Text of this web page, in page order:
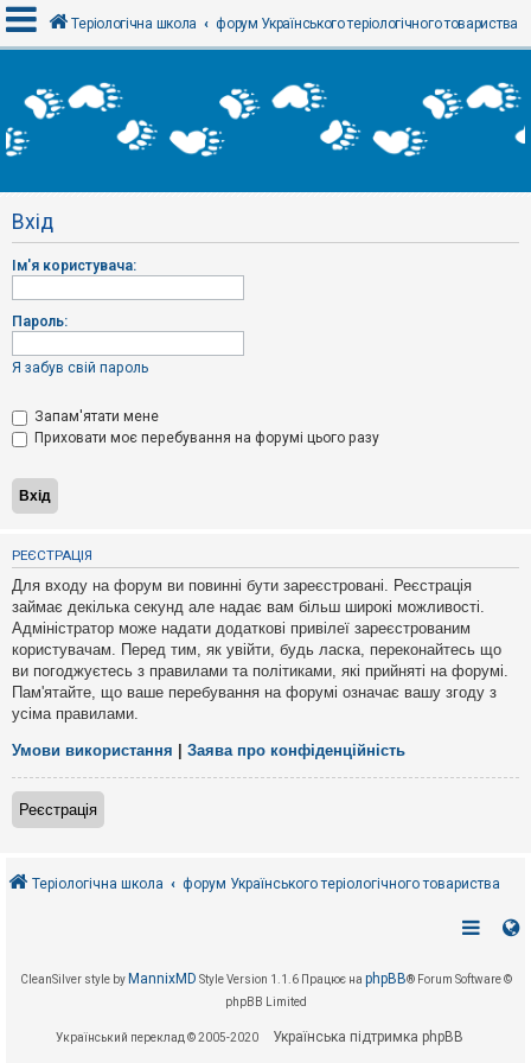
х
і
Р
є
т
р
а
і
Т
м
и
б
з
в
і
д
п
о
в
і
д
е
й
А
к
т
и
і
Теріологічна школа форум Українського теріологічного товариства
Вхід
Ім'я користувача:
Пароль:
Я забув свій пароль
Запам'ятати мене
Приховати моє перебування на форумі цього разу
РЕЄСТРАЦІЯ
Для входу на форум ви повинні бути зареєстровані. Реєстрація
займає декілька секунд але надає вам більш широкі можливості.
Адміністратор може надати додаткові привілеї зареєстрованим
користувачам. Перед тим, як увійти, будь ласка, переконайтесь що
ви погоджуєтесь з правилами та політиками, які прийняті на форумі.
Пам'ятайте, що ваше перебування на форумі означає вашу згоду з
усіма правилами.
Умови використання Заява про конфіденційність
Реєстрація
Теріологічна школа форум Українського теріологічного товариства
CleanSilver style by MannixMD Style Version 1.1.6 Працює на phpBB® Forum Software ©
phpBB Limited
Український переклад © 2005-2020 Українська підтримка phpBB